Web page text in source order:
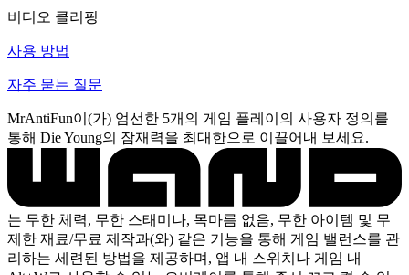
비디오 클리핑
사용 방법
자주 묻는 질문
MrAntiFun이(가) 엄선한 5개의 게임 플레이의 사용자 정의를
통해 Die Young의 잠재력을 최대한으로 이끌어내 보세요.
는 무한 체력, 무한 스태미나, 목마름 없음, 무한 아이템 및 무
제한 재료/무료 제작과(와) 같은 기능을 통해 게임 밸런스를 관
리하는 세련된 방법을 제공하며, 앱 내 스위치나 게임 내